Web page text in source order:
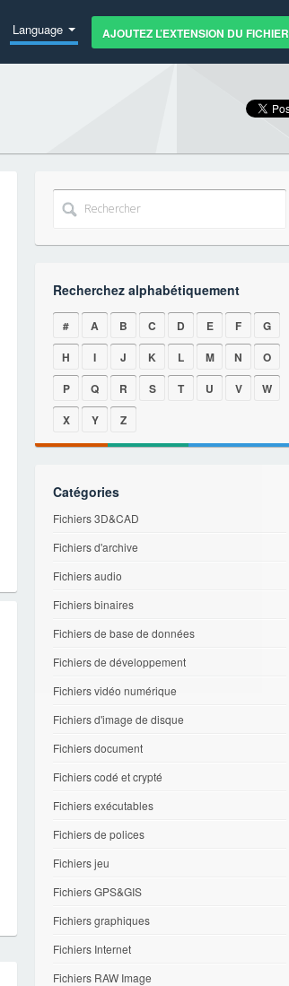
Language AJOUTEZ L’EXTENSION DU FICHIER
Recherchez alphabétiquement
# A B C D E F
G
H
I J K L M N
O
P
Q R S T U V
W
X
Y Z
Catégories
Fichiers 3D&CAD
Fichiers d'archive
Fichiers audio
Fichiers binaires
Fichiers de base de données
Fichiers de développement
Fichiers vidéo numérique
Fichiers d'image de disque
Fichiers document
Fichiers codé et crypté
Fichiers exécutables
Fichiers de polices
Fichiers jeu
Fichiers GPS&GIS
Fichiers graphiques
Fichiers Internet
Fichiers RAW Image